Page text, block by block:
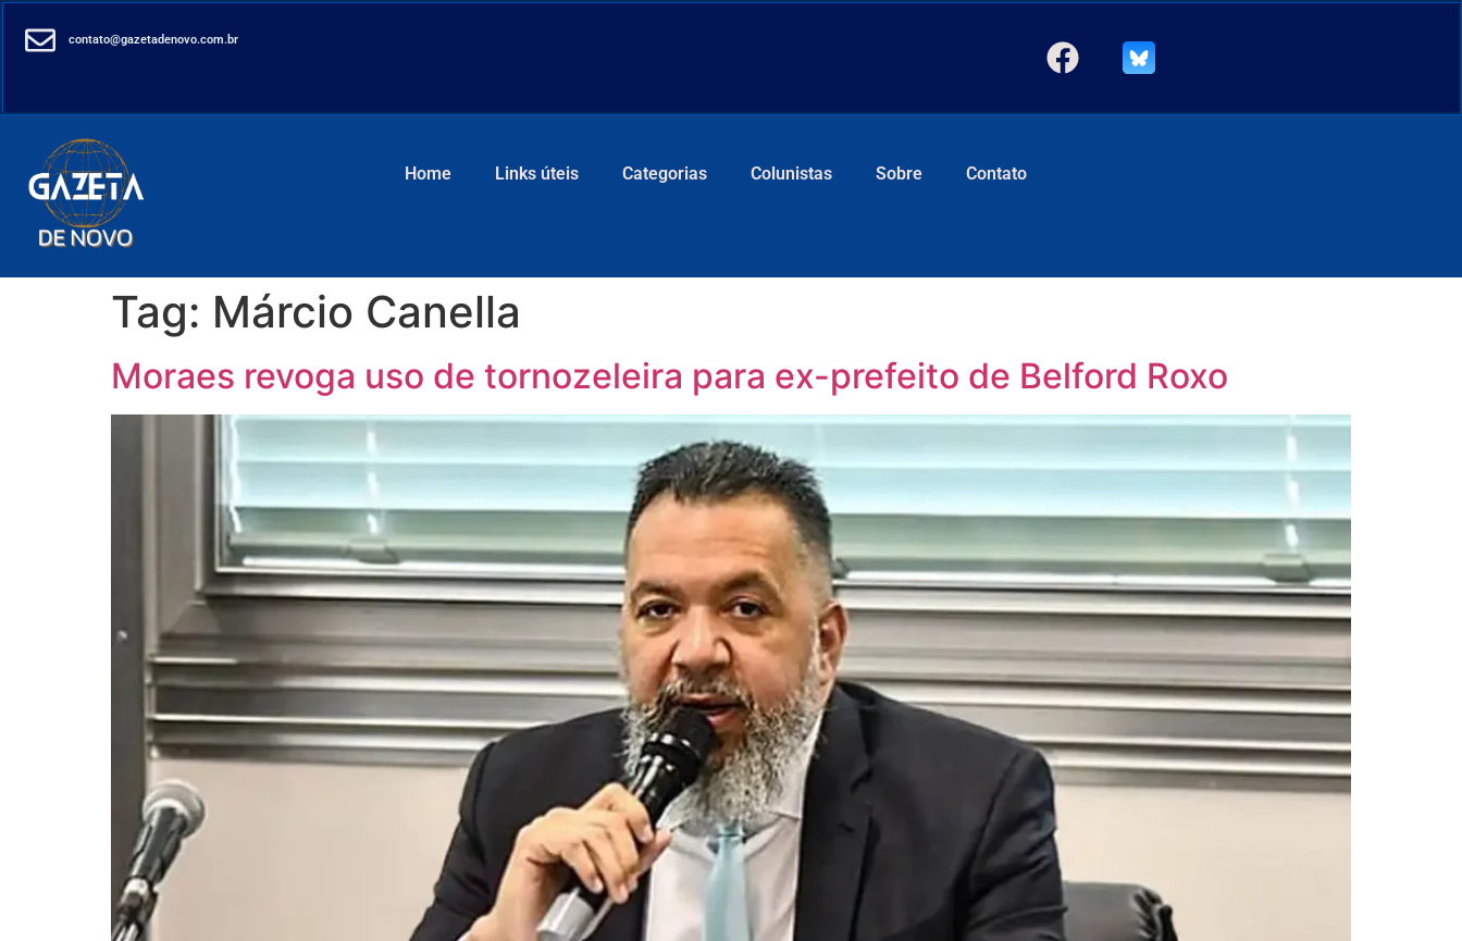
contato@gazetadenovo.com.br
Home Links úteis Categorias Colunistas Sobre Contato
Tag: Márcio Canella
Moraes revoga uso de tornozeleira para ex-prefeito de Belford Roxo